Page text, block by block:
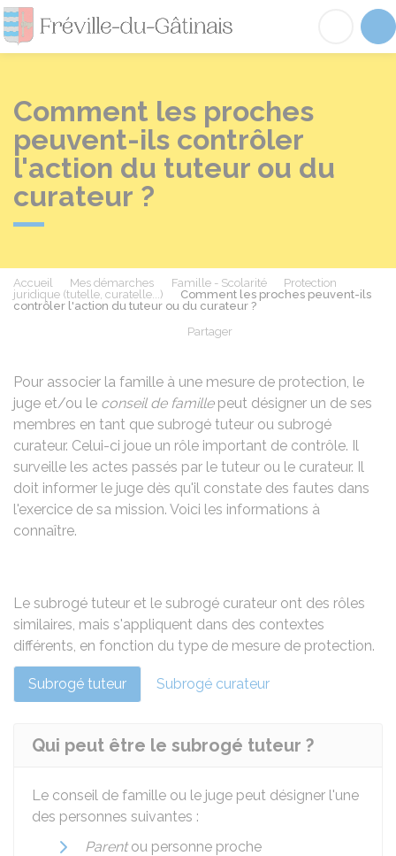
Fréville-du-
Comment les proches
peuvent-ils contrôler
l'action du tuteur ou du
curateur ?
Accueil Mes démarches Famille - Scolarité
Protection
juridique (tutelle, curatelle...)
Comment les proches peuvent-ils
contrôler l'action du tuteur ou du curateur ?
Partager
Pour associer la famille à une mesure de protection, le
juge et/ou le conseil de famillepeut désigner un de ses
membres en tant que subrogé tuteur ou subrogé
curateur. Celui-ci joue un rôle important de contrôle. Il
surveille les actes passés par le tuteur ou le curateur. Il
doit informer le juge dès qu'il constate des fautes dans
l'exercice de sa mission. Voici les informations à
connaître.
Le subrogé tuteur et le subrogé curateur ont des rôles
similaires, mais s'appliquent dans des contextes
différents, en fonction du type de mesure de protection.
Subrogé tuteur Subrogé curateur
Qui peut être le subrogé tuteur ?
Le conseil de famille ou le juge peut désigner l'une
des personnes suivantes :
Parentou personne proche